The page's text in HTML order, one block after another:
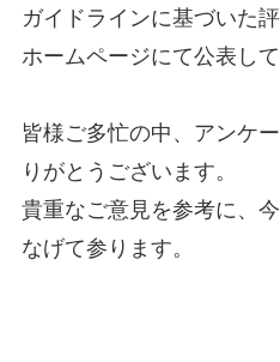
ガイドラインに基づいた
ホームページにて公表して
皆様ご多忙の中、アンケ
りがとうございます。
貴重なご意見を参考に、
なげて参ります。